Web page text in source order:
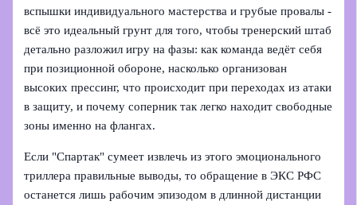
вспышки индивидуального мастерства и грубые провалы -
всё это идеальный грунт для того, чтобы тренерский штаб
детально разложил игру на фазы: как команда ведёт себя
при позиционной обороне, насколько организован
высоких прессинг, что происходит при переходах из атаки
в защиту, и почему соперник так легко находит свободные
зоны именно на флангах.
Если "Спартак" сумеет извлечь из этого эмоционального
триллера правильные выводы, то обращение в ЭКС РФС
останется лишь рабочим эпизодом в длинной дистанции